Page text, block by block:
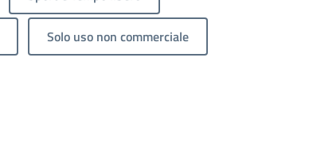
Solo uso non commerciale